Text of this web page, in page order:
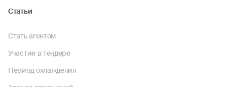
Статьи
Стать агентом
Участие в тендере
Период охлаждения